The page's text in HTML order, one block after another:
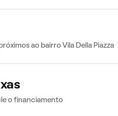
ao bairro Vila Della Piazza
o financiamento